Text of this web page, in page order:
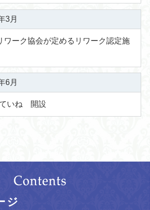
3月
ワーク協会が定めるリワーク認定施
6月
いね 開設
ジ